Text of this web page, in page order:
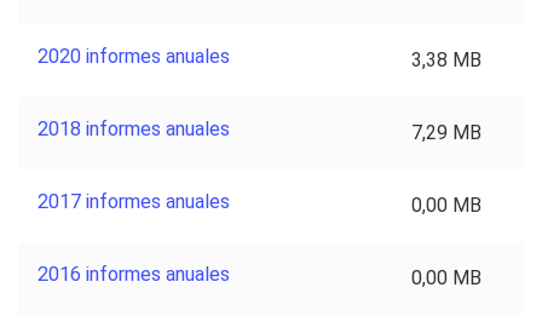
2020 informes anuales 3,38 MB
2018 informes anuales 7,29 MB
2017 informes anuales 0,00 MB
2016 informes anuales 0,00 MB